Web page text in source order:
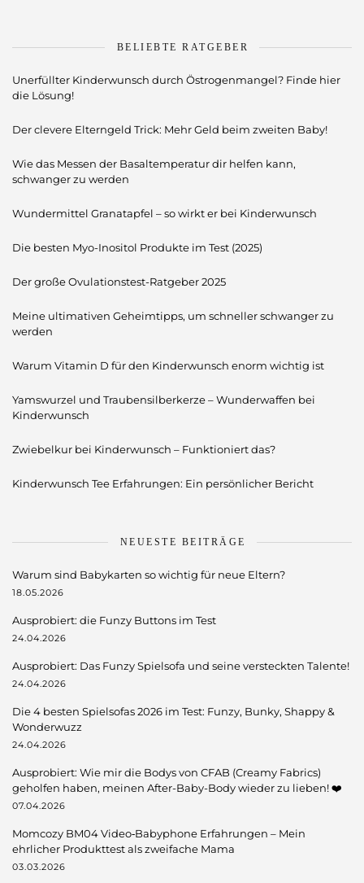
BELIEBTE RATGEBER
Unerfüllter Kinderwunsch durch Östrogenmangel? Finde hier
die Lösung!
Der clevere Elterngeld Trick: Mehr Geld beim zweiten Baby!
Wie das Messen der Basaltemperatur dir helfen kann,
schwanger zu werden
Wundermittel Granatapfel – so wirkt er bei Kinderwunsch
Die besten Myo-Inositol Produkte im Test (2025)
Der große Ovulationstest-Ratgeber 2025
Meine ultimativen Geheimtipps, um schneller schwanger zu
werden
Warum Vitamin D für den Kinderwunsch enorm wichtig ist
Yamswurzel und Traubensilberkerze – Wunderwaffen bei
Kinderwunsch
Zwiebelkur bei Kinderwunsch – Funktioniert das?
Kinderwunsch Tee Erfahrungen: Ein persönlicher Bericht
NEUESTE BEITRÄGE
Warum sind Babykarten so wichtig für neue Eltern?
18.05.2026
Ausprobiert: die Funzy Buttons im Test
24.04.2026
Ausprobiert: Das Funzy Spielsofa und seine versteckten Talente!
24.04.2026
Die 4 besten Spielsofas 2026 im Test: Funzy, Bunky, Shappy &
Wonderwuzz
24.04.2026
Ausprobiert: Wie mir die Bodys von CFAB (Creamy Fabrics)
geholfen haben, meinen After-Baby-Body wieder zu lieben! ❤️
07.04.2026
Momcozy BM04 Video‑Babyphone Erfahrungen – Mein
ehrlicher Produkttest als zweifache Mama
03.03.2026